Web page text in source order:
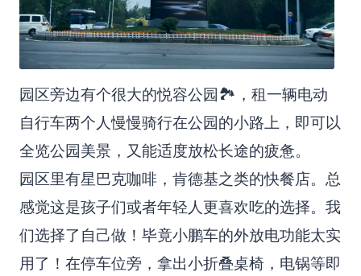
园区旁边有个很大的悦容公园🏞，租一辆电动
自行车两个人慢慢骑行在公园的小路上，即可以
全览公园美景，又能适度放松长途的疲惫。
园区里有星巴克咖啡，肯德基之类的快餐店。总
感觉这是孩子们或者年轻人更喜欢吃的选择。我
们选择了自己做！毕竟小鹏车的外放电功能太实
用了！在停车位旁，拿出小折叠桌椅，电锅等即